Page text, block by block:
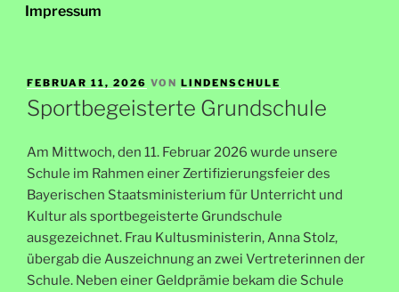
Impressum
VERÖFFENTLICHT
AM
FEBRUAR 11, 2026 VON LINDENSCHULE
Sportbegeisterte Grundschule
Am Mittwoch, den 11. Februar 2026 wurde unsere
Schule im Rahmen einer Zertifizierungsfeier des
Bayerischen Staatsministerium für Unterricht und
Kultur als sportbegeisterte Grundschule
ausgezeichnet. Frau Kultusministerin, Anna Stolz,
übergab die Auszeichnung an zwei Vertreterinnen der
Schule. Neben einer Geldprämie bekam die Schule